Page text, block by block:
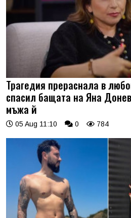
Трагедия прераснала в
спасил бащата на Яна
мъжа й
05 Aug 11:10 0 784